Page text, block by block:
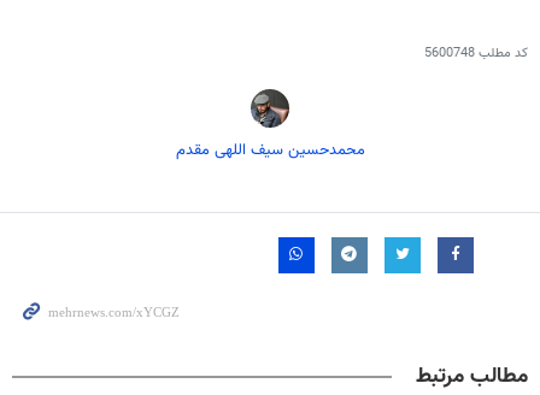
کد مطلب5600748
محمدحسین سیف اللهی مقدم
مطالب مرتبط